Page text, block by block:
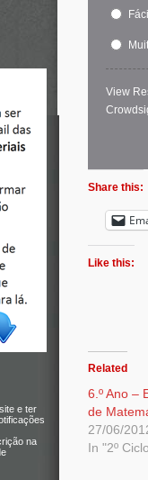
e ter
na
View
Share this:
Like this:
Related
6.º Ano –
de
27/06/
In "2º